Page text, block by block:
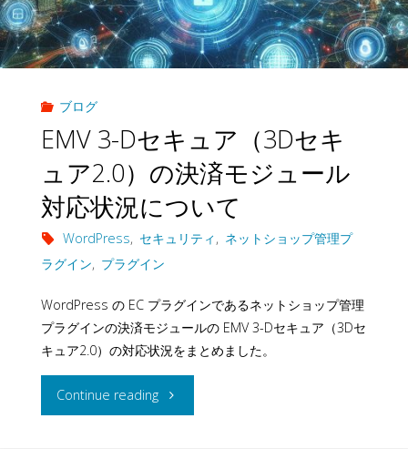
ブログ
EMV 3-Dセキュア（3Dセキ
ュア2.0）の決済モジュール
対応状況について
WordPress, セキュリティ , ネットショップ管理プ
ラグイン, プラグイン
WordPress の EC プラグインであるネットショップ管理
プラグインの決済モジュールの EMV 3-Dセキュア（3Dセ
キュア2.0）の対応状況をまとめました。
Continue reading"EMV